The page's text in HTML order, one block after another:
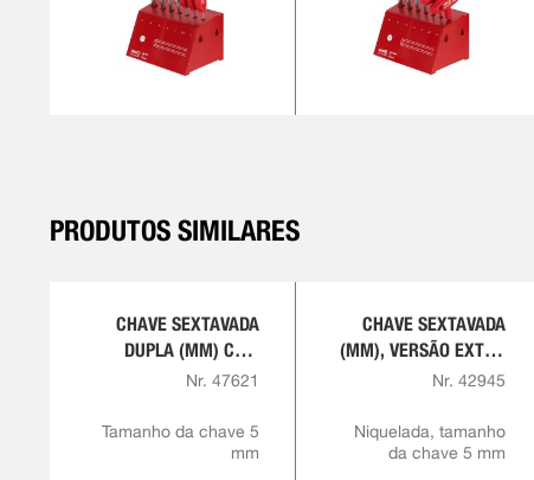
PRODUTOS SIMILARES
CHAVE SEXTAVADA
DUPLA (MM) COM
CABO ERGONÔMICO
COMPONENTES
Nr. 47621
Tamanho da chave 5
mm
CHAVE SEXTAVADA
(MM), VERSÃO EXTRA
LONGA
Nr. 42945
Niquelada, tamanho
da chave 5 mm